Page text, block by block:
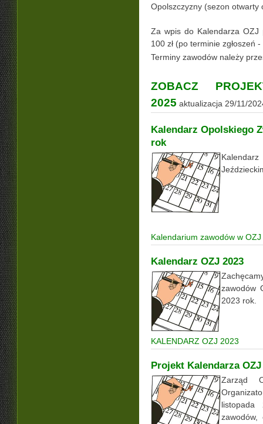
Opolszczyzny (sezon
Za wpis do Kalendarza OZJ
100 zł (po terminie zgłoszeń -
Terminy zawodów należy
ZOBACZ
2025 aktualizacja 29/11/
Kalendarz Opolskiego
rok
Kalendarium zawodów w
Kalendarz OZJ 2023
zawodów
2023 rok.
KALENDARZ OZJ 2023
Projekt Kalendarza OZJ
Zarząd
listopada
zawodów,